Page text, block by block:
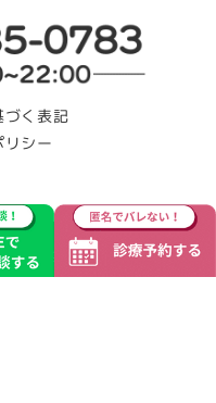
く表記
シー
All Rights Reserved.